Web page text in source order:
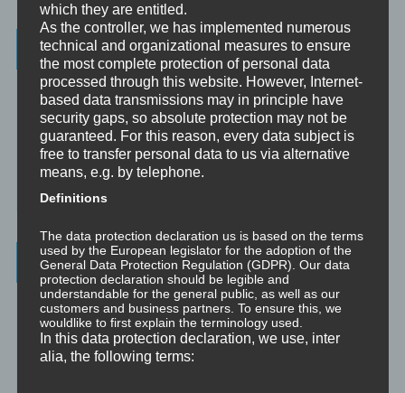
Wissenswertes
☞ Ablauf einer Beratung
☞ Vertraulichkeitserklärung
☞ Grundlagen für persönliche Entwicklung
☞ Was kostet es?
Wichtigste Seiten - minimedi.online
⇒ GrundlagenHier gibt es die grundlegenden Wissenseinheiten
und Techniken rund um Meditation.
⇒ Meditationen für Transformation
which they are entitled.
As the controller, we has implemented numerous
technical and organizational measures to ensure
the most complete protection of personal data
processed through this website. However, Internet-
based data transmissions may in principle have
security gaps, so absolute protection may not be
guaranteed. For this reason, every data subject is
free to transfer personal data to us via alternative
means, e.g. by telephone.
Definitions
The data protection declaration us is based on the terms
used by the European legislator for the adoption of the
General Data Protection Regulation (GDPR). Our data
protection declaration should be legible and
understandable for the general public, as well as our
customers and business partners. To ensure this, we
wouldlike to first explain the terminology used.
In this data protection declaration, we use, inter
alia, the following terms: